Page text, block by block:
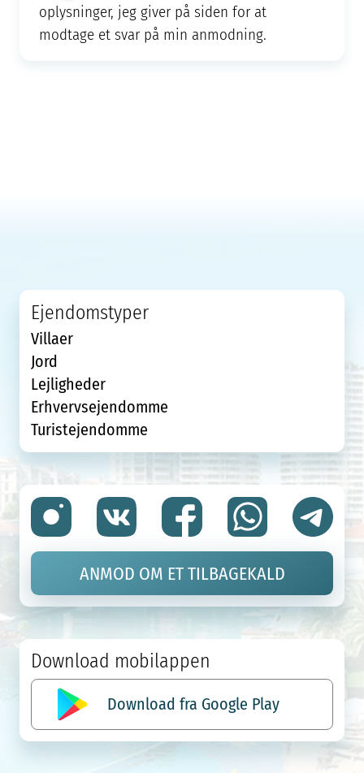
oplysninger, jeg giver på siden for at
modtage et svar på min anmodning.
Download mobilappen
Download fra Google Play
Ejendomstyper
Villaer
Jord
Lejligheder
Erhvervsejendomme
Turistejendomme
ANMOD OM ET TILBAGEKALD